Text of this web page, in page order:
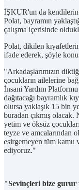
İŞKUR'un da
Polat, bayramın
çalışma içerisinde
Polat, dikilen
ifade ederek, şöyle
"Arkadaşlarımızın
çocukların ailelerine
İnsani Yardım
dağıtacağı bayramlık
olursa yaklaşık 15 bin
buradan çıkmış
yetim ve öksüz
teyze ve amcalarından
esirgemeyen tüm kamu
ediyoruz."
"Sevinçleri bize